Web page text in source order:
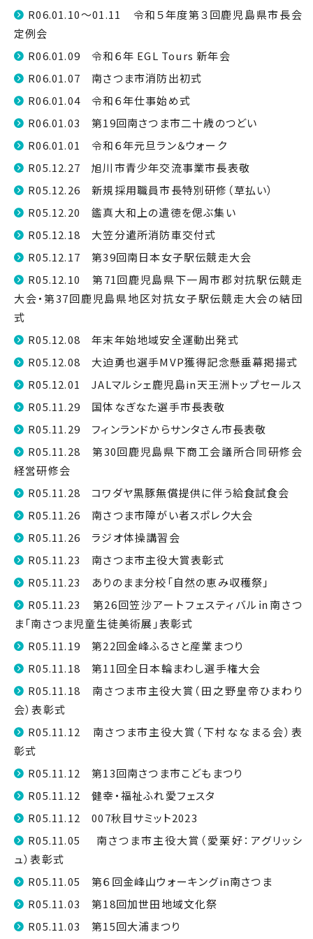
R06.01.10～01.11 令和５年度第３回鹿児島県市長会
定例会
R06.01.09 令和６年 EGL Tours 新年会
R06.01.07 南さつま市消防出初式
R06.01.04 令和６年仕事始め式
R06.01.03 第19回南さつま市二十歳のつどい
R06.01.01 令和６年元旦ラン＆ウォーク
R05.12.27 旭川市青少年交流事業市長表敬
R05.12.26 新規採用職員市長特別研修（草払い）
R05.12.20 鑑真大和上の遺徳を偲ぶ集い
R05.12.18 大笠分遣所消防車交付式
R05.12.17 第39回南日本女子駅伝競走大会
R05.12.10 第71回鹿児島県下一周市郡対抗駅伝競走
大会・第37回鹿児島県地区対抗女子駅伝競走大会の結団
式
R05.12.08 年末年始地域安全運動出発式
R05.12.08 大迫勇也選手MVP獲得記念懸垂幕掲揚式
R05.12.01 JALマルシェ鹿児島in天王洲トップセールス
R05.11.29 国体なぎなた選手市長表敬
R05.11.29 フィンランドからサンタさん市長表敬
R05.11.28 第30回鹿児島県下商工会議所合同研修会
経営研修会
R05.11.28 コワダヤ黒豚無償提供に伴う給食試食会
R05.11.26 南さつま市障がい者スポレク大会
R05.11.26 ラジオ体操講習会
R05.11.23 南さつま市主役大賞表彰式
R05.11.23 ありのまま分校「自然の恵み収穫祭」
R05.11.23 第26回笠沙アートフェスティバル㏌南さつ
ま「南さつま児童生徒美術展」表彰式
R05.11.19 第22回金峰ふるさと産業まつり
R05.11.18 第11回全日本輪まわし選手権大会
R05.11.18 南さつま市主役大賞（田之野皇帝ひまわり
会）表彰式
R05.11.12 南さつま市主役大賞（下村ななまる会）表
彰式
R05.11.12 第13回南さつま市こどもまつり
R05.11.12 健幸・福祉ふれ愛フェスタ
R05.11.12 007秋目サミット2023
R05.11.05 南さつま市主役大賞（愛栗好：アグリッシ
ュ）表彰式
R05.11.05 第６回金峰山ウォーキングin南さつま
R05.11.03 第18回加世田地域文化祭
R05.11.03 第15回大浦まつり